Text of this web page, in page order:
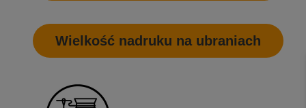
Wielkość nadruku na ubraniach